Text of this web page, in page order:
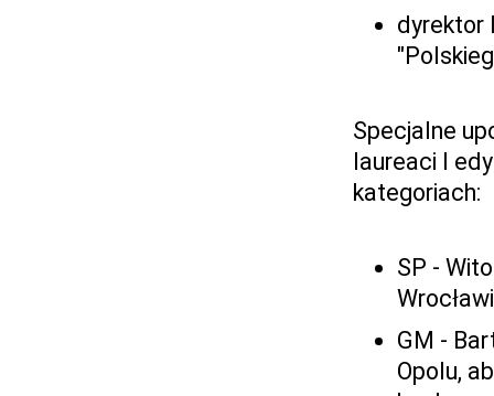
dyrektor
Specjalne
laureaci I
kategoriach:
SP -
GM -
Opolu,